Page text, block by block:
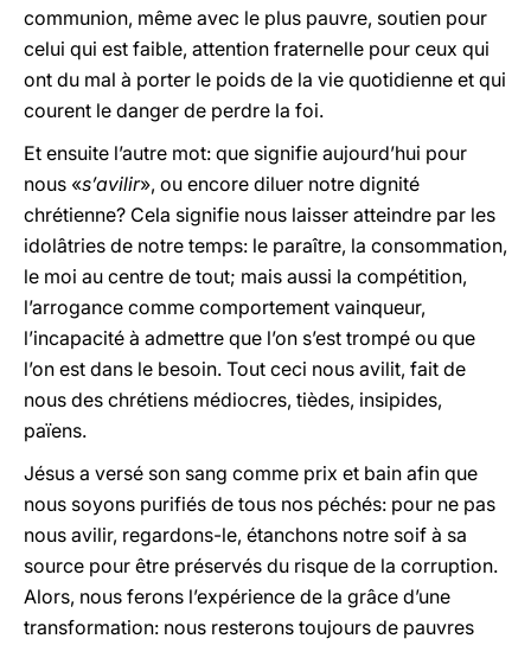
communion, même avec le plus pauvre, soutien pour
celui qui est faible, attention fraternelle pour ceux qui
ont du mal à porter le poids de la vie quotidienne et qui
courent le danger de perdre la foi.
Et ensuite l’autre mot: que signifie aujourd’hui pour
nous «s’avilir», ou encore diluer notre dignité
chrétienne? Cela signifie nous laisser atteindre par les
idolâtries de notre temps: le paraître, la consommation,
le moi au centre de tout; mais aussi la compétition,
l’arrogance comme comportement vainqueur,
l’incapacité à admettre que l’on s’est trompé ou que
l’on est dans le besoin. Tout ceci nous avilit, fait de
nous des chrétiens médiocres, tièdes, insipides,
païens.
Jésus a versé son sang comme prix et bain afin que
nous soyons purifiés de tous nos péchés: pour ne pas
nous avilir, regardons-le, étanchons notre soif à sa
source pour être préservés du risque de la corruption.
Alors, nous ferons l’expérience de la grâce d’une
transformation: nous resterons toujours de pauvres